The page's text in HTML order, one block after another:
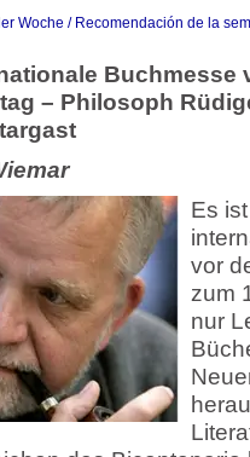
Woche / Recomendación de la
Buchmesse
– Philosoph
Es
vor
zum
nur